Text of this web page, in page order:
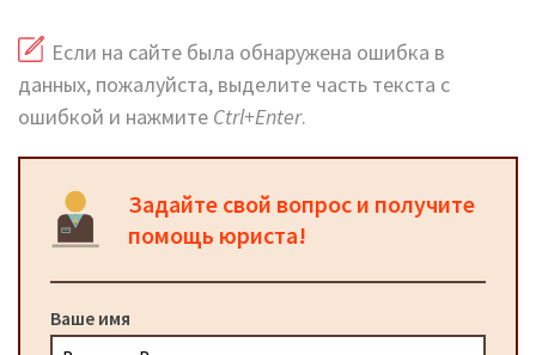
Если на сайте была обнаружена ошибка в
данных, пожалуйста, выделите часть текста с
ошибкой и нажмите Ctrl+Enter.
Задайте свой вопрос и получите
помощь юриста!
Ваше имя